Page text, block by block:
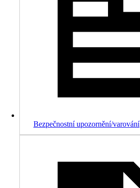
Bezpečnostní upozornění/varování